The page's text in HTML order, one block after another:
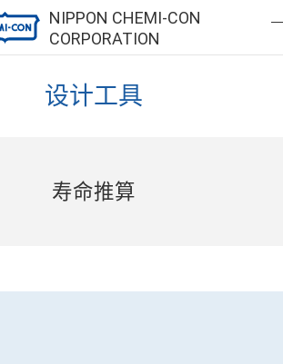
NIPPON CHEMI-CON
CORPORATION
设计工具
寿命推算